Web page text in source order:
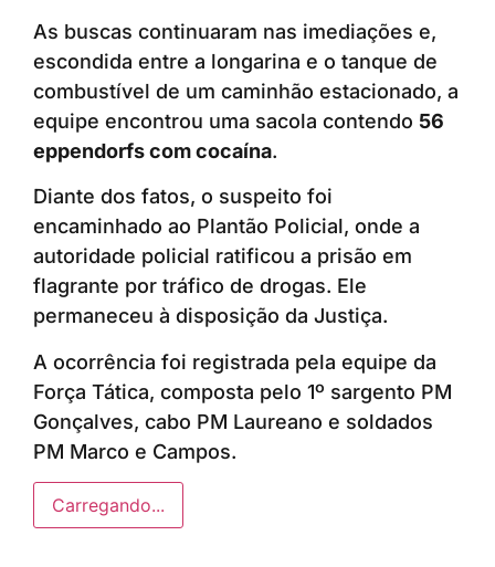
As buscas continuaram nas imediações e,
escondida entre a longarina e o tanque de
combustível de um caminhão estacionado, a
equipe encontrou uma sacola contendo 56
eppendorfs com cocaína.
Diante dos fatos, o suspeito foi
encaminhado ao Plantão Policial, onde a
autoridade policial ratificou a prisão em
flagrante por tráfico de drogas. Ele
permaneceu à disposição da Justiça.
A ocorrência foi registrada pela equipe da
Força Tática, composta pelo 1º sargento PM
Gonçalves, cabo PM Laureano e soldados
PM Marco e Campos.
Carregando...